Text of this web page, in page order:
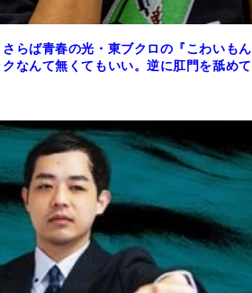
さらば青春の光・東ブクロの『こわいもん
なんて無くてもいい。逆に肛門を舐めて